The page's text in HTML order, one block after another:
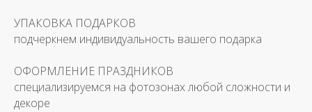
УПАКОВКА ПОДАРКОВ
подчеркнем индивидуальность вашего подарка
ОФОРМЛЕНИЕ ПРАЗДНИКОВ
специализируемся на фотозонах любой сложности и
декоре